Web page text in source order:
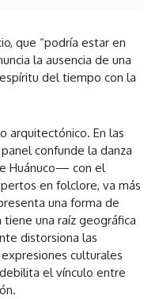
que “podría estar en
la ausencia de una
del tiempo con la
arquitectónico. En las
confunde la danza
Huánuco— con el
en folclore, va más
una forma de
tiene una raíz geográfica
distorsiona las
culturales
el vínculo entre